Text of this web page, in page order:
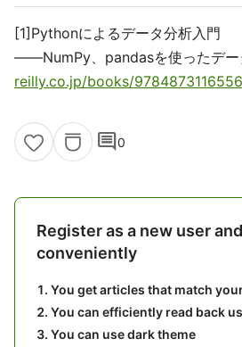
[1]Pythonによるデータ分析入門
――NumPy、pandasを使ったデー
reilly.co.jp/books/
comment0
Register as a new user
conveniently
You get articles that match
You can efficiently read back
You can use dark theme